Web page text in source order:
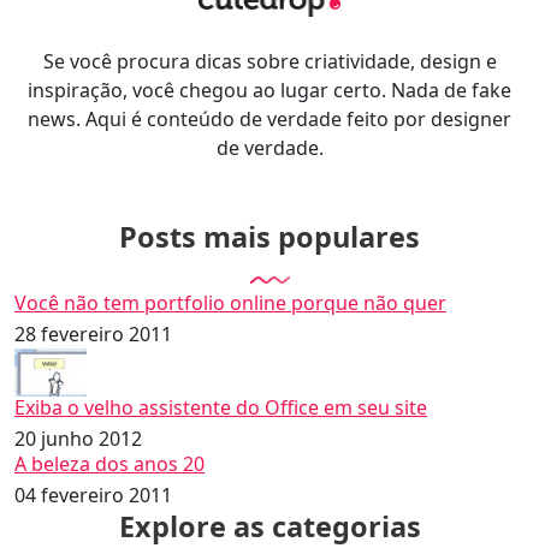
Se você procura dicas sobre criatividade, design e
inspiração, você chegou ao lugar certo. Nada de fake
news. Aqui é conteúdo de verdade feito por designer
de verdade.
Posts mais populares
Você não tem portfolio online porque não quer
28 fevereiro 2011
Exiba o velho assistente do Office em seu site
20 junho 2012
A beleza dos anos 20
04 fevereiro 2011
Explore as categorias